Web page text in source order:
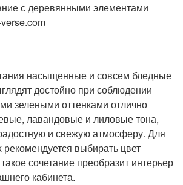
с деревянными элементами
насыщенные и совсем бледные
достойно при соблюдении
зелеными оттенками отлично
лавандовые и лиловые тона,
и свежую атмосферу. Для
выбирать цвет
сочетание преобразит интерьер
кабинета.